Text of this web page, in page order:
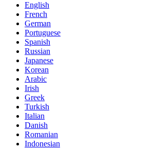
English
French
German
Portuguese
Spanish
Russian
Japanese
Korean
Arabic
Irish
Greek
Turkish
Italian
Danish
Romanian
Indonesian